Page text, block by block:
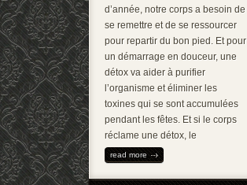
d’année, notre corps a besoin de
se remettre et de se ressourcer
pour repartir du bon pied. Et pour
un démarrage en douceur, une
détox va aider à purifier
l’organisme et éliminer les
toxines qui se sont accumulées
pendant les fêtes. Et si le corps
réclame une détox, le
read more